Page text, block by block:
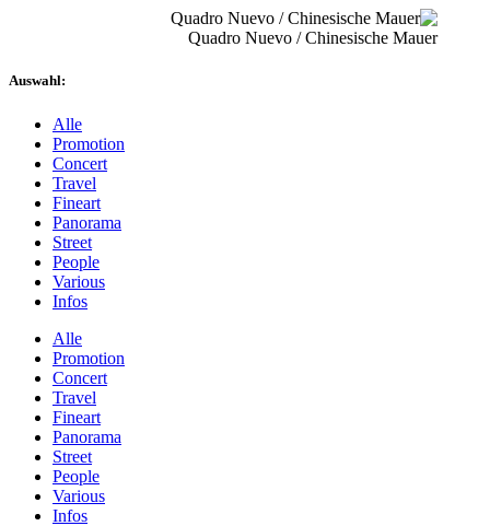
Quadro Nuevo / Chinesische Mauer
Auswahl:
Alle
Promotion
Concert
Travel
Fineart
Panorama
Street
People
Various
Infos
Alle
Promotion
Concert
Travel
Fineart
Panorama
Street
People
Various
Infos